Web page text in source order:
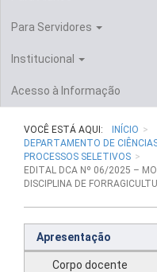
Para Servidores
Institucional
Acesso à Informação
VOCÊ ESTÁ AQUI:
INÍCIO
DEPARTAMENTO DE
PROCESSOS SELETIVOS
EDITAL DCA Nº 06/2025 –
DISCIPLINA DE
Apresentação
Corpo docente